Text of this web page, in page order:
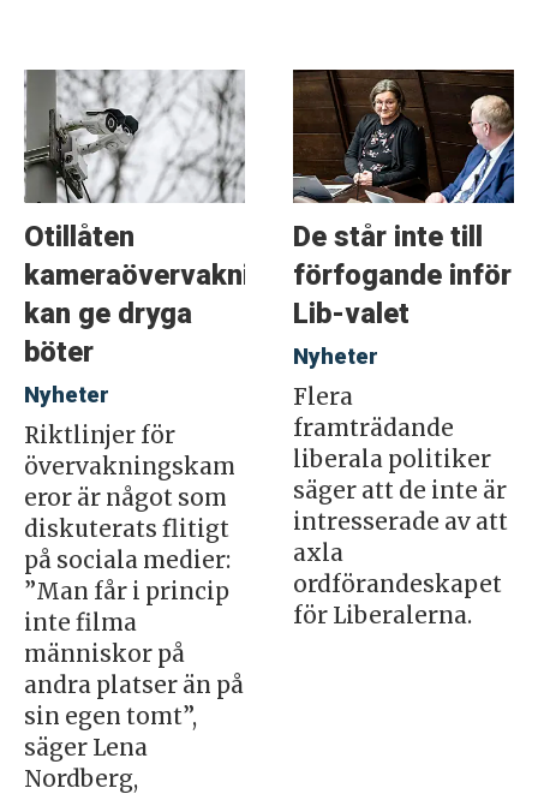
Otillåten
kameraövervakning
kan ge dryga
böter
Nyheter
Riktlinjer för
övervakningskam
eror är något som
diskuterats flitigt
på sociala medier:
”Man får i princip
inte filma
människor på
andra platser än på
sin egen tomt”,
säger Lena
Nordberg,
De står inte till
förfogande inför
Lib-valet
Nyheter
Flera
framträdande
liberala politiker
säger att de inte är
intresserade av att
axla
ordförandeskapet
för Liberalerna.